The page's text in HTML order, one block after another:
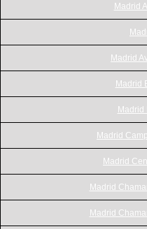
Madrid
Madrid
Madrid
Madrid
Madrid
Madrid
Madrid
Madrid